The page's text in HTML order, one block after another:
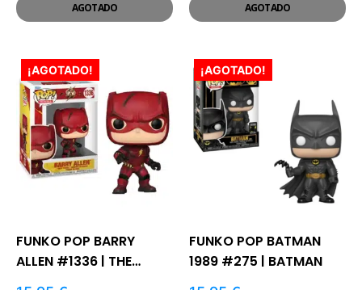
AGOTADO AGOTADO
¡AGOTADO!
FUNKO POP BARRY
ALLEN #1336 | THE
FLASH
¡AGOTADO!
FUNKO POP BATMAN
1989 #275 | BATMAN